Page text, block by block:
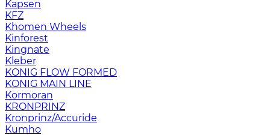
Kapsen
KFZ
Khomen Wheels
Kinforest
Kingnate
Kleber
KONIG FLOW FORMED
KONIG MAIN LINE
Kormoran
KRONPRINZ
Kronprinz/Accuride
Kumho